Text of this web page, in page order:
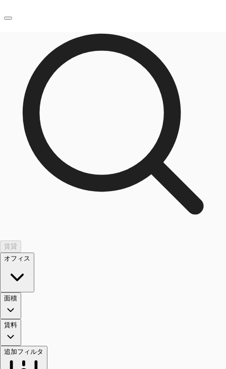
オフィス・事務所
倉庫・物流センター
地図検索
記事
仲介会社様はこちらへ
お気に入り
お電話
賃貸
オフィス
面積
賃料
追加フィルタ